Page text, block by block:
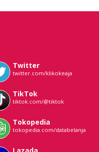
Twitter
twitter.com/klikokeaja
TikTok
tiktok.com/@tiktok
Tokopedia
tokopedia.com/databelanja